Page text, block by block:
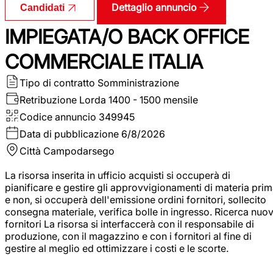
Candidati Dettaglio annuncio
IMPIEGATA/O BACK OFFICE
COMMERCIALE ITALIA
Tipo di contratto Somministrazione
Retribuzione Lorda 1400 - 1500 mensile
Codice annuncio 349945
Data di pubblicazione 6/8/2026
Città Campodarsego
La risorsa inserita in ufficio acquisti si occuperà di
pianificare e gestire gli approvvigionamenti di materia
e non, si occuperà dell'emissione ordini fornitori, sollecito
consegna materiale, verifica bolle in ingresso. Ricerca
fornitori La risorsa si interfaccerà con il responsabile di
produzione, con il magazzino e con i fornitori al fine di
gestire al meglio ed ottimizzare i costi e le scorte.